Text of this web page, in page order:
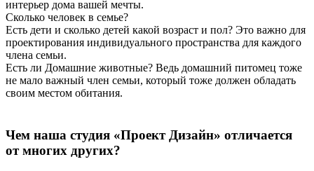
интерьер дома вашей мечты.
Сколько человек в семье?
Есть дети и сколько детей какой возраст и пол? Это важно для
проектирования индивидуального пространства для каждого
члена семьи.
Есть ли Домашние животные? Ведь домашний питомец тоже
не мало важный член семьи, который тоже должен обладать
своим местом обитания.
Чем наша студия «Проект Дизайн» отличается
от многих других?